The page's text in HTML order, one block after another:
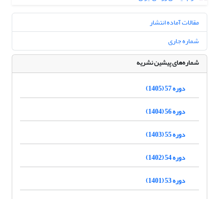
مقالات آماده انتشار
شماره جاری
شماره‌های پیشین نشریه
دوره 57 (1405)
دوره 56 (1404)
دوره 55 (1403)
دوره 54 (1402)
دوره 53 (1401)